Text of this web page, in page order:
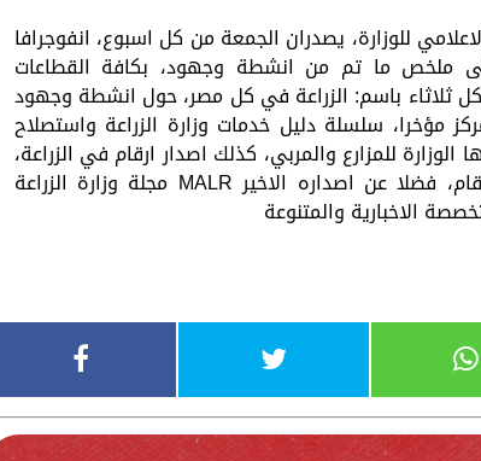
للوزارة، يصدران الجمعة من كل اسبوع، انفوجرافا
ملخص ما تم من انشطة وجهود، بكافة القطاعات
كل ثلاثاء باسم: الزراعة في كل مصر، حول انشطة وجهود
مؤخرا، سلسلة دليل خدمات وزارة الزراعة واستصلاح
للمزارع والمربي، كذلك اصدار ارقام في الزراعة،
الذي يلقى الضوء على انجازات القطاع الزراعي بالأرقام، فضلا عن اصداره الاخير MALR مجلة وزارة الزراعة
الاخبارية والمتنوعة